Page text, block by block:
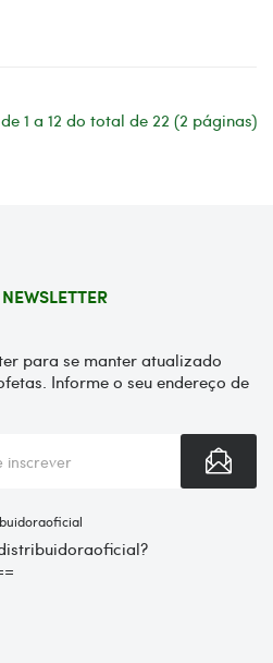
1 a 12 do total de 22 (2 páginas)
para se manter atualizado
Informe o seu endereço de